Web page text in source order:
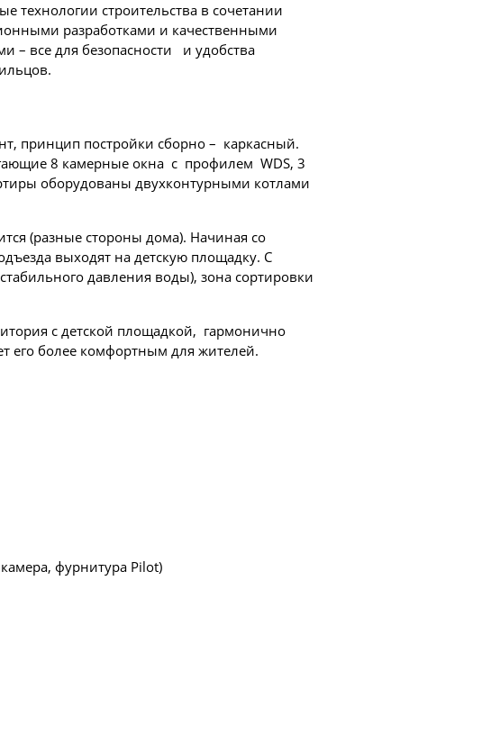
технологии строительства в сочетании
разработками и качественными
– все для безопасности и удобства
принцип постройки сборно – каркасный.
8 камерные окна с профилем WDS, 3
оборудованы двухконтурными котлами
(разные стороны дома). Начиная со
выходят на детскую площадку. С
давления воды), зона сортировки
с детской площадкой, гармонично
его более комфортным для жителей.
фурнитура Pilot)